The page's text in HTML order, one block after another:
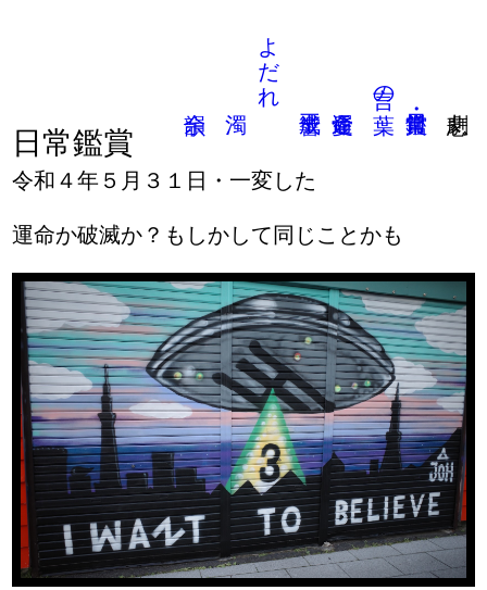
言の葉
よだれ
日常鑑賞
令和４年５月３１日・一変した
運命か破滅か？もしかして同じことかも